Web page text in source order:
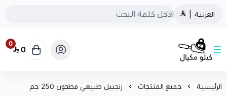
العربية
كيلو مكيال
0
0
الرئيسية جميع المنتجات زنجبيل طبيعي مطحون 250 جم